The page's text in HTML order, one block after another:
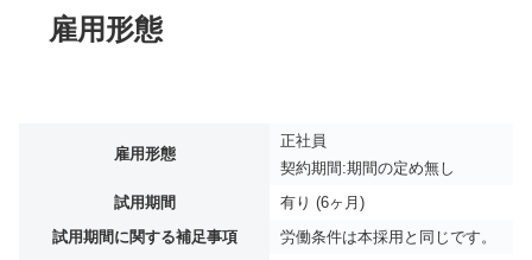
雇用形態
雇用形態
正社員
契約期間:期間の定め無し
試用期間
有り (6ヶ月)
試用期間に関する補足事項
労働条件は本採用と同じです。